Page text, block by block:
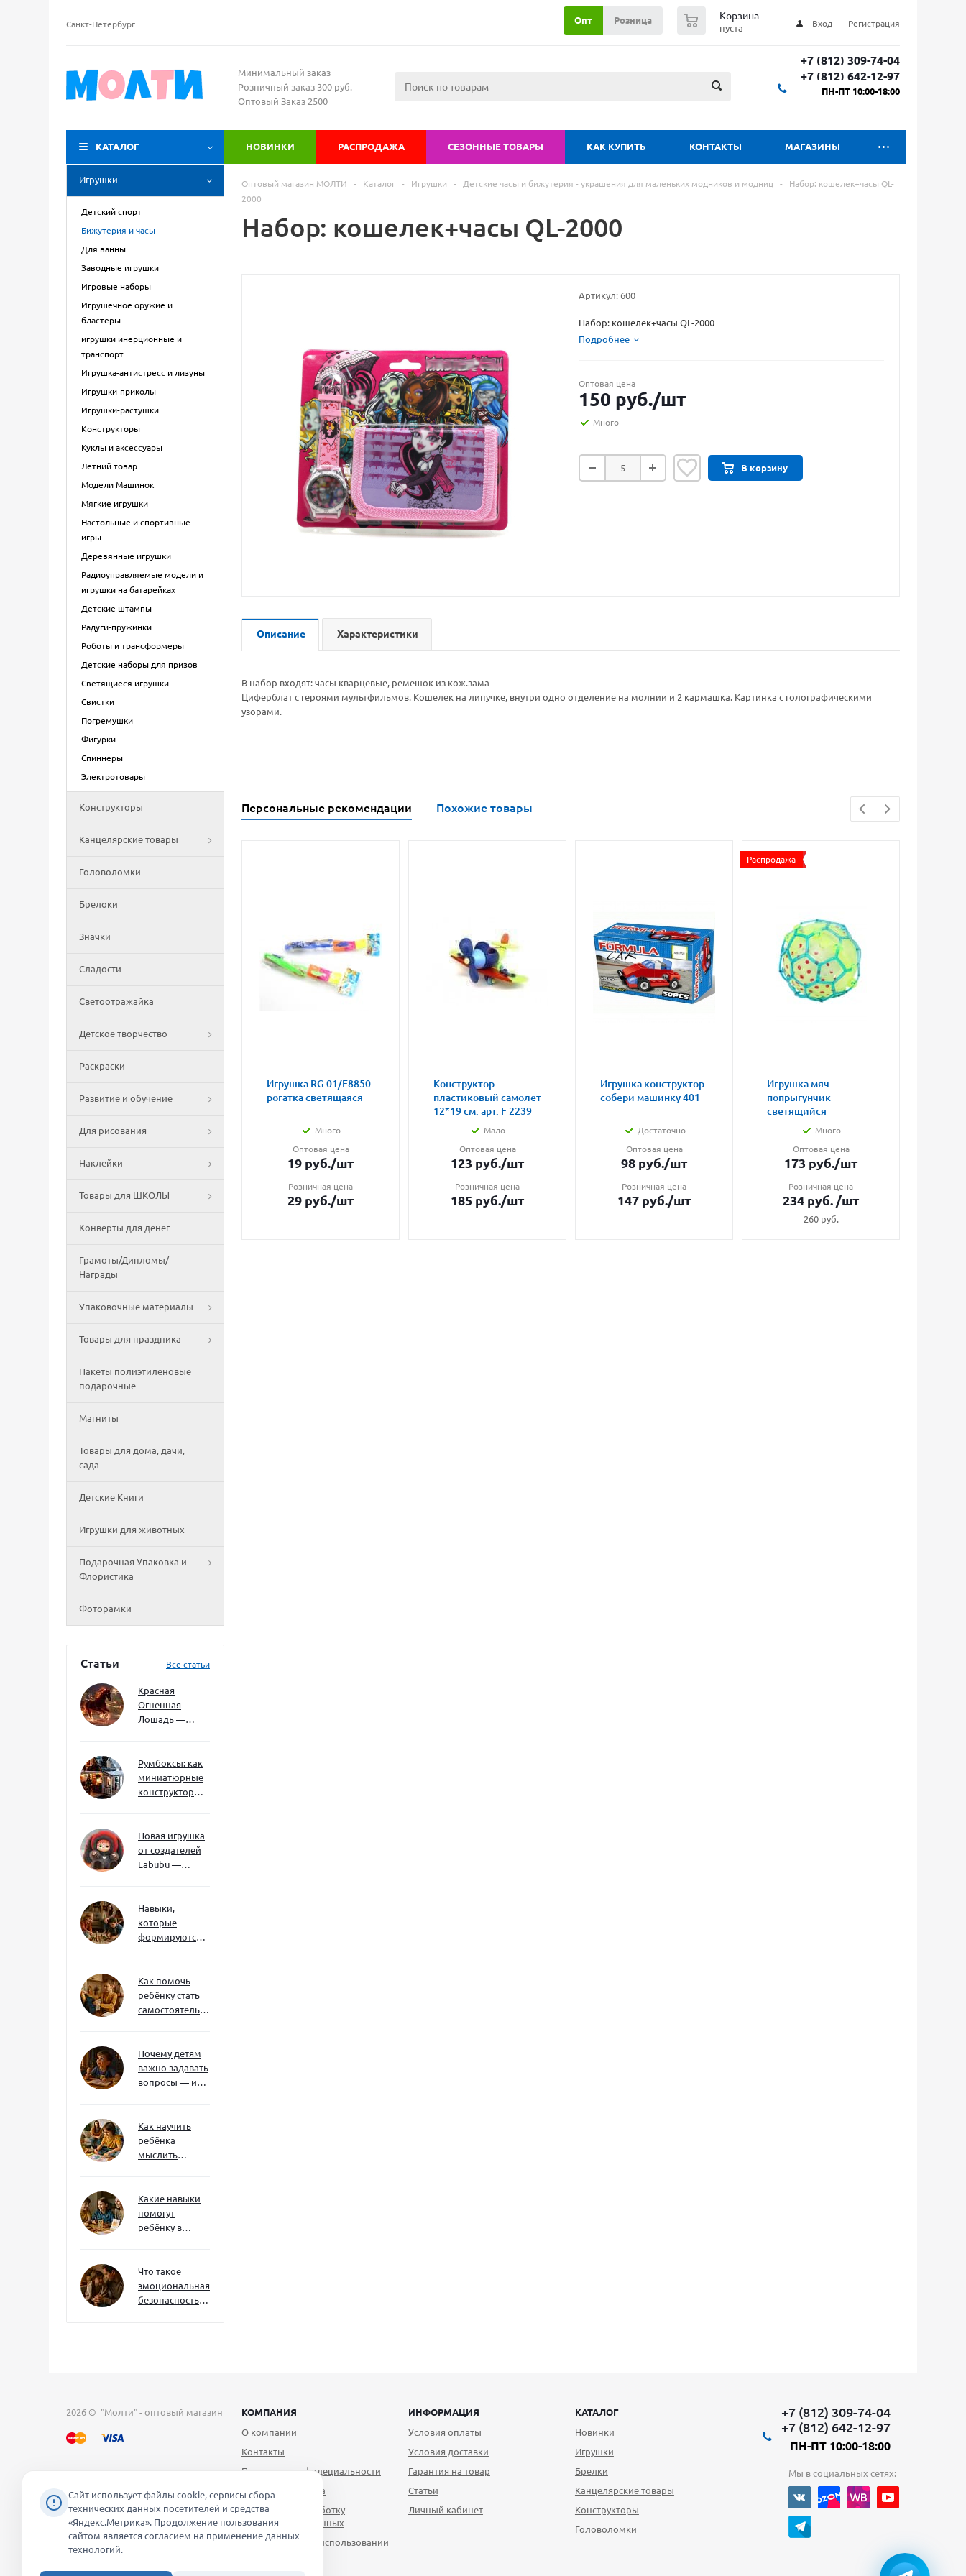
Санкт-Петербург Вход Регистрация
Корзина
пуста
Опт Розница
Минимальный заказ
Розничный заказ 300 руб.
Оптовый Заказ 2500
+7 (812) 309-74-04
+7 (812) 642-12-97
ПН-ПТ 10:00-18:00
КАТАЛОГ НОВИНКИ РАСПРОДАЖА СЕЗОННЫЕ ТОВАРЫ КАК КУПИТЬ КОНТАКТЫ МАГАЗИНЫ
Игрушки
Детский спорт
Бижутерия и часы
Для ванны
Заводные игрушки
Игровые наборы
Игрушечное оружие и
бластеры
игрушки инерционные и
транспорт
Игрушка-антистресс и лизуны
Игрушки-приколы
Игрушки-растушки
Конструкторы
Куклы и аксессуары
Летний товар
Модели Машинок
Мягкие игрушки
Настольные и спортивные
игры
Деревянные игрушки
Радиоуправляемые модели и
игрушки на батарейках
Детские штампы
Радуги-пружинки
Роботы и трансформеры
Детские наборы для призов
Светящиеся игрушки
Свистки
Погремушки
Фигурки
Спиннеры
Электротовары
Конструкторы
Канцелярские товары
Головоломки
Брелоки
Значки
Сладости
Светоотражайка
Детское творчество
Раскраски
Развитие и обучение
Для рисования
Наклейки
Товары для ШКОЛЫ
Конверты для денег
Грамоты/Дипломы/
Награды
Упаковочные материалы
Товары для праздника
Пакеты полиэтиленовые
подарочные
Магниты
Товары для дома, дачи,
сада
Детские Книги
Игрушки для животных
Подарочная Упаковка и
Флористика
Фоторамки
Статьи Все статьи
Красная
Огненная
Лошадь —
ждать и как
подготовиться
Румбоксы: как
миниатюрные
конструкторы
мышление и
внимание к
деталям
Новая игрушка
от создателей
Labubu —
Навыки,
которые
формируются
ребёнка
успешным
Как помочь
ребёнку стать
самостоятельным
Почему детям
важно задавать
вопросы — и
Как научить
ребёнка
мыслить
сложностей
Какие навыки
помогут
ребёнку в
их уже сейчас
Что такое
эмоциональная
безопасность
Оптовый магазин МОЛТИ - Каталог - Игрушки - Детские часы и бижутерия - украшения для маленьких модников и модниц -
Набор: кошелек+часы QL-
2000
Набор: кошелек+часы QL-2000
Артикул: 600
Набор: кошелек+часы QL-2000
Подробнее
Оптовая цена
150 руб./шт
Много
В корзину
Описание Характеристики
В набор входят: часы кварцевые, ремешок из кож.зама
Циферблат с героями мультфильмов. Кошелек на липучке, внутри одно отделение на молнии и 2 кармашка. Картинка с голографическими
узорами.
Персональные рекомендации Похожие товары
Игрушка RG 01/F8850
рогатка светящаяся
Много
Оптовая цена
19 руб./шт
Розничная цена
29 руб./шт
Конструктор
пластиковый самолет
12*19 см. арт. F 2239
Мало
Оптовая цена
123 руб./шт
Розничная цена
185 руб./шт
Игрушка конструктор
собери машинку 401
Достаточно
Оптовая цена
98 руб./шт
Розничная цена
147 руб./шт
Распродажа
Игрушка мяч-
попрыгунчик
светящийся
Много
Оптовая цена
173 руб./шт
Розничная цена
234 руб. /шт
260руб.
2026 © "Молти" - оптовый магазин
КОМПАНИЯ
О компании
Контакты
Политика конфидециальности
Публичная оферта
Согласие на обработку
персональных данных
Уведомление об использовании
ИНФОРМАЦИЯ
Условия оплаты
Условия доставки
Гарантия на товар
Статьи
Личный кабинет
КАТАЛОГ
Новинки
Игрушки
Брелки
Канцелярские товары
Конструкторы
Головоломки
+7 (812) 309-74-04
+7 (812) 642-12-97
ПН-ПТ 10:00-18:00
Мы в социальных сетях:
Сайт использует файлы cookie, сервисы сбора
технических данных посетителей и средства
«Яндекс.Метрика». Продолжение пользования
сайтом является согласием на применение данных
технологий.